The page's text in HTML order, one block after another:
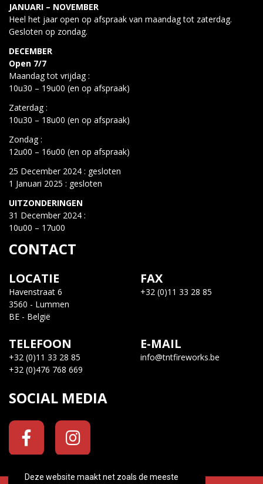
Deze website maakt net zoals de meeste
JANUARI – NOVEMBER
Heel het jaar open op afspraak van maandag tot zaterdag.
Gesloten op zondag.
DECEMBER
Open 7/7
Maandag tot vrijdag :
10u30 – 19u00 (en op afspraak)
Zaterdag :
10u30 – 18u00 (en op afspraak)
Zondag :
12u00 – 16u00 (en op afspraak)
25 December 2024 : gesloten
1 Januari 2025 : gesloten
UITZONDERINGEN
31 December 2024 :
10u00 – 17u00
CONTACT
LOCATIE
Havenstraat 6
3560 - Lummen
BE - België
FAX
+32 (0)11 33 28 85
TELEFOON
+32 (0)11 33 28 85
+32 (0)476 768 669
E-MAIL
info@tntfireworks.be
SOCIAL MEDIA